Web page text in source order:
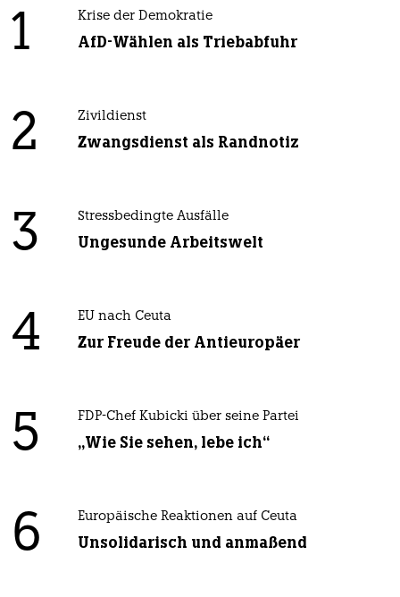
1 Krise der Demokratie
AfD-Wählen als Triebabfuhr
2 Zivildienst
Zwangsdienst als Randnotiz
3 Stressbedingte Ausfälle
Ungesunde Arbeitswelt
4 EU nach Ceuta
Zur Freude der Antieuropäer
5 FDP-Chef Kubicki über seine Partei
„Wie Sie sehen, lebe ich“
6 Europäische Reaktionen auf Ceuta
Unsolidarisch und anmaßend